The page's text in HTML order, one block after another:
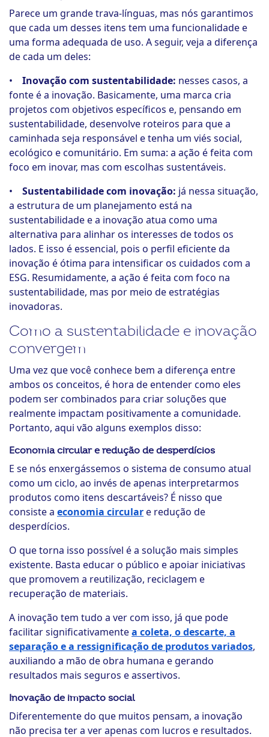
Parece um grande trava-línguas, mas nós garantimos
que cada um desses itens tem uma funcionalidade e
uma forma adequada de uso. A seguir, veja a diferença
de cada um deles:
• Inovação com sustentabilidade: nesses casos, a
fonte é a inovação. Basicamente, uma marca cria
projetos com objetivos específicos e, pensando em
sustentabilidade, desenvolve roteiros para que a
caminhada seja responsável e tenha um viés social,
ecológico e comunitário. Em suma: a ação é feita com
foco em inovar, mas com escolhas sustentáveis.
• Sustentabilidade com inovação: já nessa situação,
a estrutura de um planejamento está na
sustentabilidade e a inovação atua como uma
alternativa para alinhar os interesses de todos os
lados. E isso é essencial, pois o perfil eficiente da
inovação é ótima para intensificar os cuidados com a
ESG. Resumidamente, a ação é feita com foco na
sustentabilidade, mas por meio de estratégias
inovadoras.
Como a sustentabilidade e inovação
convergem
Uma vez que você conhece bem a diferença entre
ambos os conceitos, é hora de entender como eles
podem ser combinados para criar soluções que
realmente impactam positivamente a comunidade.
Portanto, aqui vão alguns exemplos disso:
Economia circular e redução de desperdícios
E se nós enxergássemos o sistema de consumo atual
como um ciclo, ao invés de apenas interpretarmos
produtos como itens descartáveis? É nisso que
consiste a economia circulare redução de
desperdícios.
O que torna isso possível é a solução mais simples
existente. Basta educar o público e apoiar iniciativas
que promovem a reutilização, reciclagem e
recuperação de materiais.
A inovação tem tudo a ver com isso, já que pode
facilitar significativamentea coleta, o descarte, a
separação e a ressignificação de produtos variados,
auxiliando a mão de obra humana e gerando
resultados mais seguros e assertivos.
Inovação de impacto social
Diferentemente do que muitos pensam, a inovação
não precisa ter a ver apenas com lucros e resultados.